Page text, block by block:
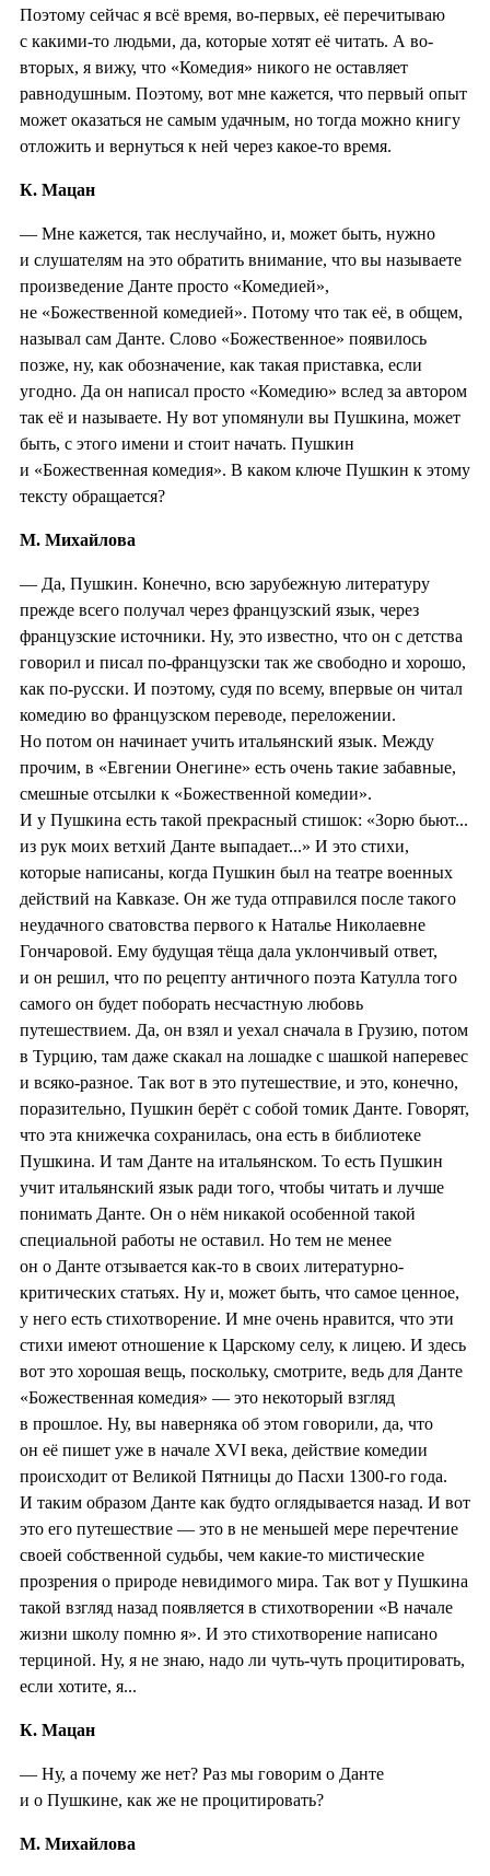
Поэтому сейчас я всё время, во-первых, её перечитываю
с какими-то людьми, да, которые хотят её читать. А во-
вторых, я вижу, что «Комедия» никого не оставляет
равнодушным. Поэтому, вот мне кажется, что первый опыт
может оказаться не самым удачным, но тогда можно книгу
отложить и вернуться к ней через какое-то время.
К. Мацан
— Мне кажется, так неслучайно, и, может быть, нужно
и слушателям на это обратить внимание, что вы называете
произведение Данте просто «Комедией»,
не «Божественной комедией». Потому что так её, в общем,
называл сам Данте. Слово «Божественное» появилось
позже, ну, как обозначение, как такая приставка, если
угодно. Да он написал просто «Комедию» вслед за автором
так её и называете. Ну вот упомянули вы Пушкина, может
быть, с этого имени и стоит начать. Пушкин
и «Божественная комедия». В каком ключе Пушкин к этому
тексту обращается?
М. Михайлова
— Да, Пушкин. Конечно, всю зарубежную литературу
прежде всего получал через французский язык, через
французские источники. Ну, это известно, что он с детства
говорил и писал по-французски так же свободно и хорошо,
как по-русски. И поэтому, судя по всему, впервые он читал
комедию во французском переводе, переложении.
Но потом он начинает учить итальянский язык. Между
прочим, в «Евгении Онегине» есть очень такие забавные,
смешные отсылки к «Божественной комедии».
И у Пушкина есть такой прекрасный стишок: «Зорю бьют...
из рук моих ветхий Данте выпадает...» И это стихи,
которые написаны, когда Пушкин был на театре военных
действий на Кавказе. Он же туда отправился после такого
неудачного сватовства первого к Наталье Николаевне
Гончаровой. Ему будущая тёща дала уклончивый ответ,
и он решил, что по рецепту античного поэта Катулла того
самого он будет поборать несчастную любовь
путешествием. Да, он взял и уехал сначала в Грузию, потом
в Турцию, там даже скакал на лошадке с шашкой наперевес
и всяко-разное. Так вот в это путешествие, и это, конечно,
поразительно, Пушкин берёт с собой томик Данте. Говорят,
что эта книжечка сохранилась, она есть в библиотеке
Пушкина. И там Данте на итальянском. То есть Пушкин
учит итальянский язык ради того, чтобы читать и лучше
понимать Данте. Он о нём никакой особенной такой
специальной работы не оставил. Но тем не менее
он о Данте отзывается как-то в своих литературно-
критических статьях. Ну и, может быть, что самое ценное,
у него есть стихотворение. И мне очень нравится, что эти
стихи имеют отношение к Царскому селу, к лицею. И здесь
вот это хорошая вещь, поскольку, смотрите, ведь для Данте
«Божественная комедия» — это некоторый взгляд
в прошлое. Ну, вы наверняка об этом говорили, да, что
он её пишет уже в начале XVI века, действие комедии
происходит от Великой Пятницы до Пасхи 1300-го года.
И таким образом Данте как будто оглядывается назад. И вот
это его путешествие — это в не меньшей мере перечтение
своей собственной судьбы, чем какие-то мистические
прозрения о природе невидимого мира. Так вот у Пушкина
такой взгляд назад появляется в стихотворении «В начале
жизни школу помню я». И это стихотворение написано
терциной. Ну, я не знаю, надо ли чуть-чуть процитировать,
если хотите, я...
К. Мацан
— Ну, а почему же нет? Раз мы говорим о Данте
и о Пушкине, как же не процитировать?
М. Михайлова